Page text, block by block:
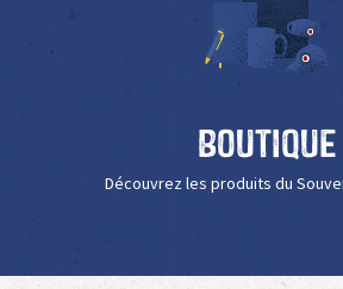
Boutique
Découvrez les produits du